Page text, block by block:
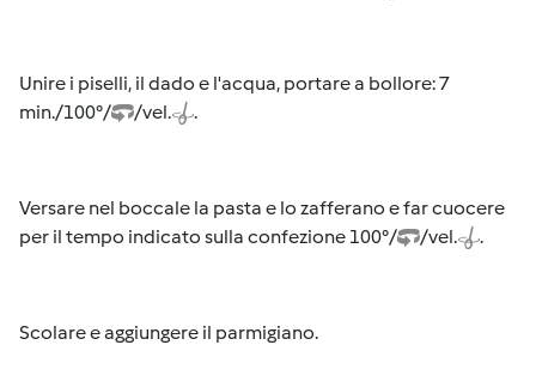
Unire i piselli, il dado e l'acqua, portare a bollore: 7
min./100°/
/vel. .
Versare nel boccale la pasta e lo zafferano e far cuocere
per il tempo indicato sulla confezione 100°/
/vel. .
Scolare e aggiungere il parmigiano.